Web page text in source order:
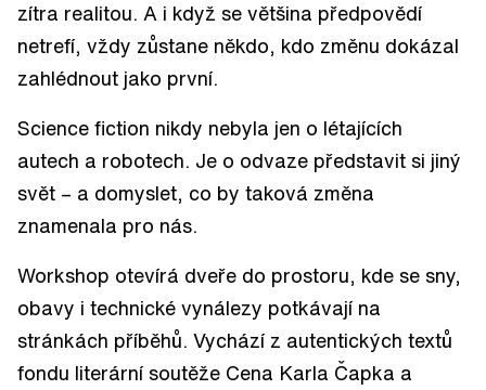
zítra realitou. A i když se většina předpovědí
netrefí, vždy zůstane někdo, kdo změnu dokázal
zahlédnout jako první.
Science fiction nikdy nebyla jen o létajících
autech a robotech. Je o odvaze představit si jiný
svět – a domyslet, co by taková změna
znamenala pro nás.
Workshop otevírá dveře do prostoru, kde se sny,
obavy i technické vynálezy potkávají na
stránkách příběhů. Vychází z autentických textů
fondu literární soutěže Cena Karla Čapka a